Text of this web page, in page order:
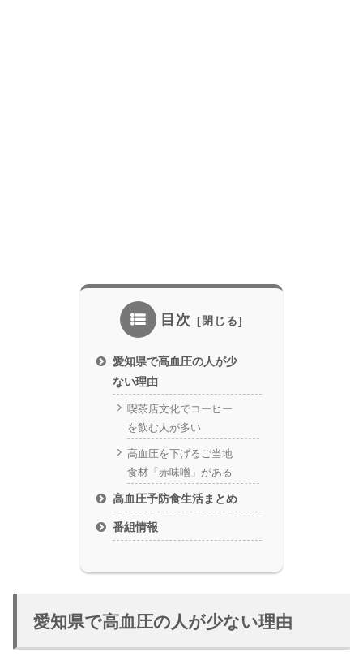
目次
愛知県で高血圧の人が少
ない理由
喫茶店文化でコーヒー
を飲む人が多い
高血圧を下げるご当地
食材「赤味噌」がある
高血圧予防食生活まとめ
番組情報
愛知県で高血圧の人が少ない理由